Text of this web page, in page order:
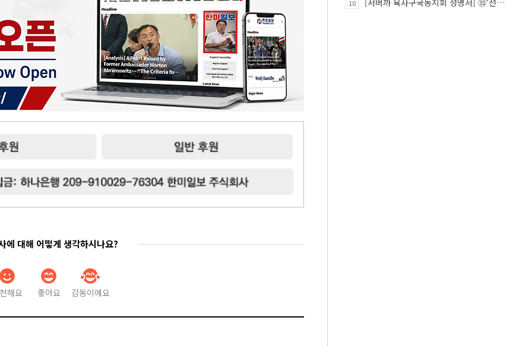
에 대해 어떻게 생각하시나요?
해요 좋아요 감동이에요
10 [서버까 육사구국동지회 성명서] ㉝‘선관위 특검’은 ‘부정선거 특검’으로 명명하고 박주현 변호사를 ‘특검…